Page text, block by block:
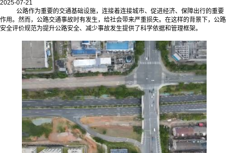
2025-07-21
公路作为重要的交通基础设施，连接着连接城市、促进经济、保障出行的重要
作用。然而，公路交通事故时有发生，给社会带来严重损失。在这样的背景下，公路
安全评价规范为提升公路安全、减少事故发生提供了科学依据和管理框架。